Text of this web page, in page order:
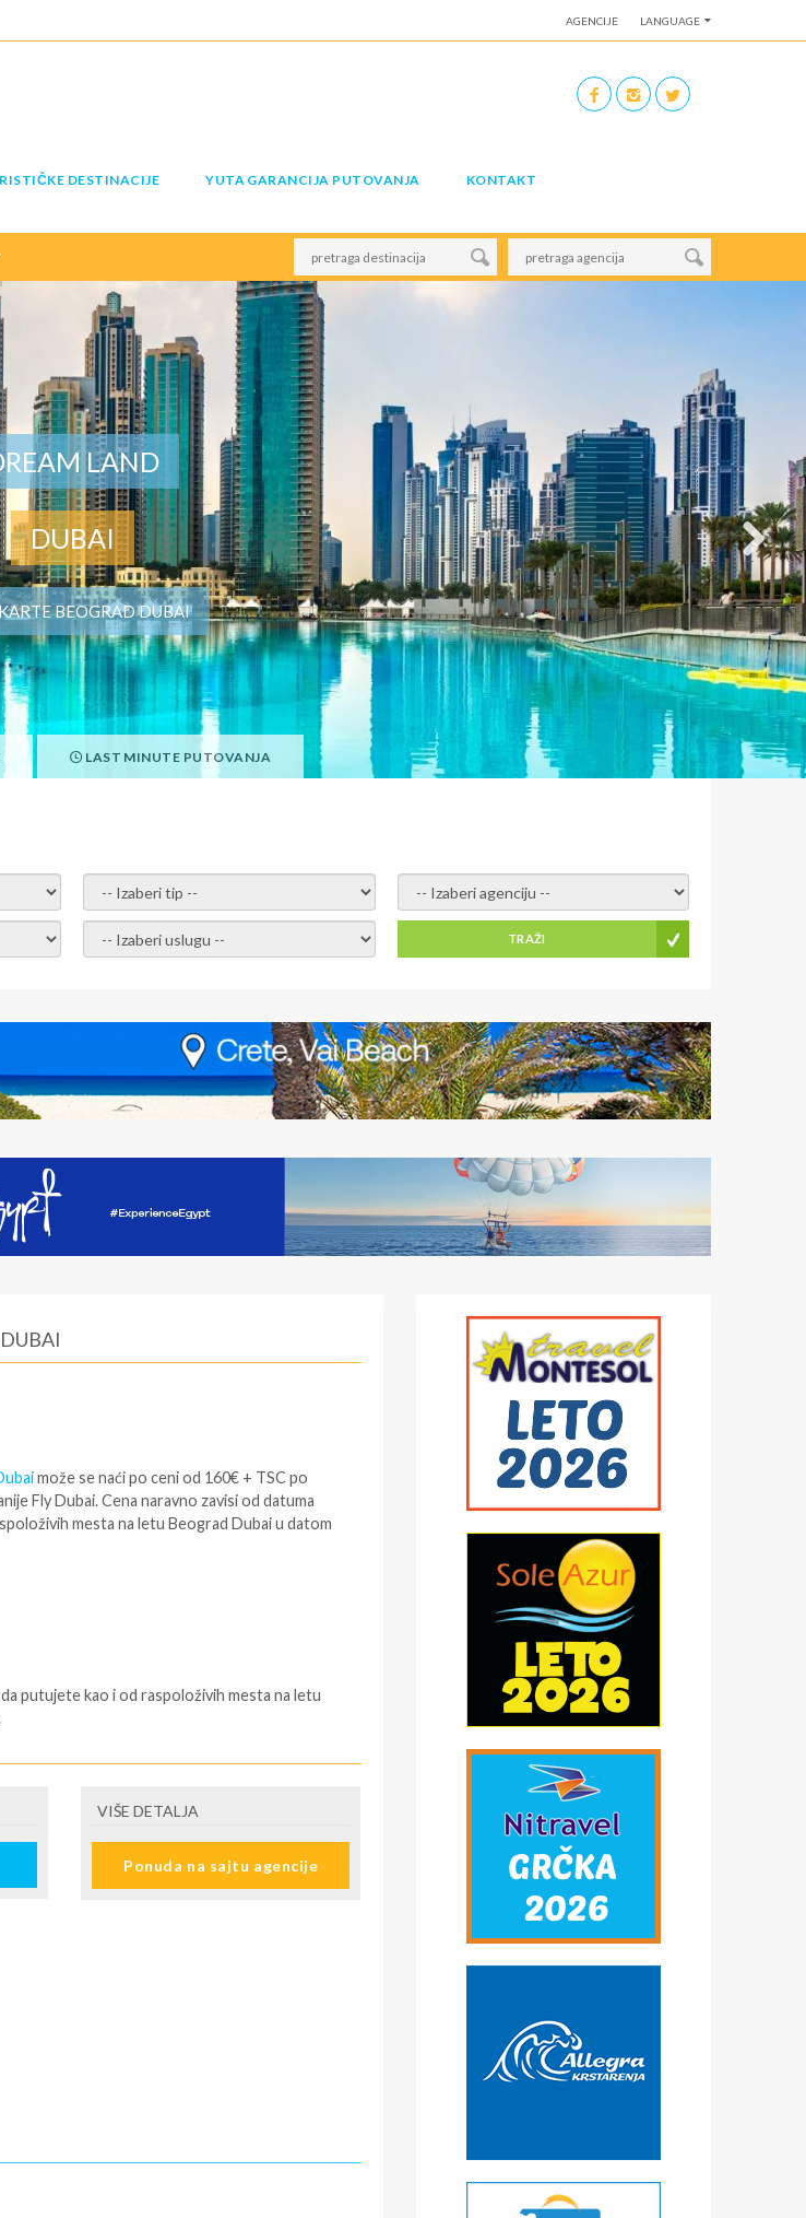
AGENCIJE LANGUAGE
DESTINACIJE YUTA GARANCIJA PUTOVANJA KONTAKT
LAND
DUBAI
BEOGRAD DUBAI
LAST MINUTE PUTOVANJA
- izaberi tip - - izaberi agenciju -
- Izaberite uslugu - TRAŽI
može se naći po ceni od 160€ + TSC po
Fly Dubai. Cena naravno zavisi od datuma
mesta na letu Beograd Dubai u datom
putujete kao i od raspoloživih mesta na letu
VIŠE DETALJA
Ponuda na sajtu agencije